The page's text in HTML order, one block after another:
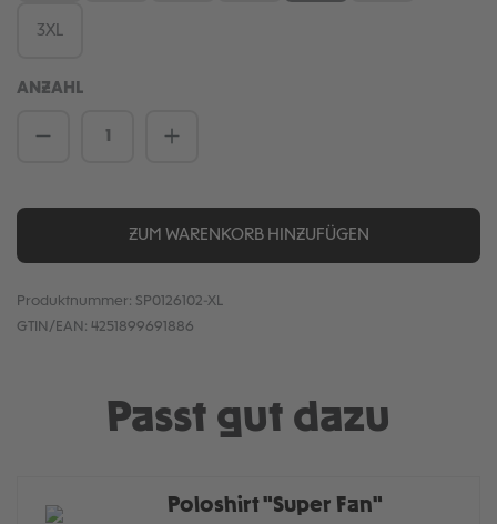
3XL
ANZAHL
Produkt Anzahl: Gib den gewünschten
ZUM WARENKORB HINZUFÜGEN
Produktnummer: SP0126102-XL
GTIN/EAN: 4251899691886
Passt gut dazu
Poloshirt "Super Fan"